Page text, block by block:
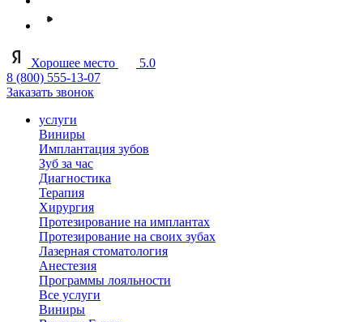
Хорошее место
5.0
8 (800) 555-13-07
Заказать звонок
услуги
Виниры
Имплантация зубов
Зуб за час
Диагностика
Терапия
Хирургия
Протезирование на имплантах
Протезирование на своих зубах
Лазерная стоматология
Анестезия
Программы лояльности
Все услуги
Виниры